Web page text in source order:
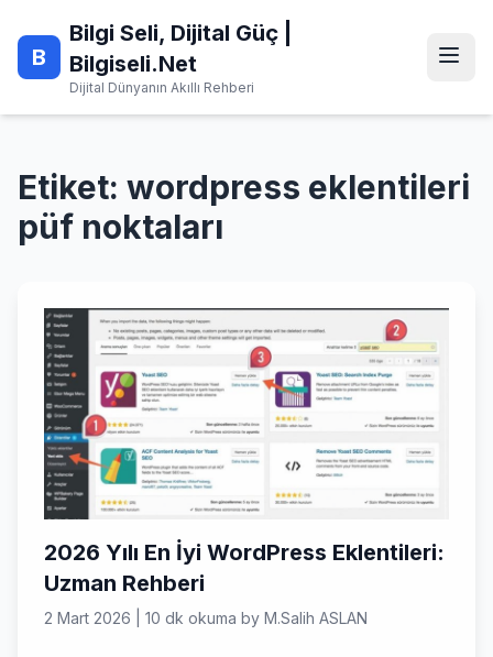
content
B
Bilgi Seli, Dijital Güç |
Bilgiseli.Net
Dijital Dünyanın Akıllı Rehberi
Etiket: wordpress eklentileri
püf noktaları
2026 Yılı En İyi WordPress Eklentileri:
Uzman Rehberi
2 Mart 2026 10 dk okuma by M.Salih ASLAN